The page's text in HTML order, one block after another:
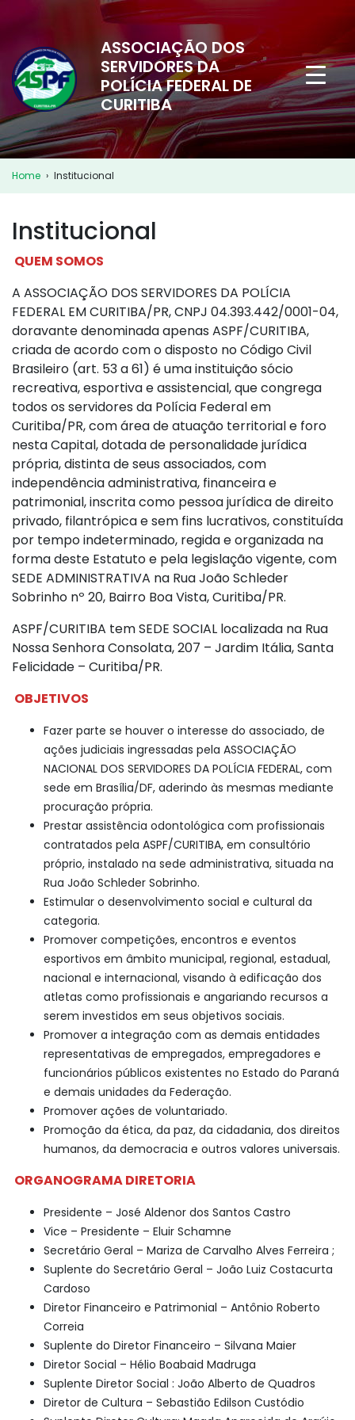
ASSOCIAÇÃO DOS
SERVIDORES DA
POLÍCIA FEDERAL DE
CURITIBA
Home › Institucional
Institucional
QUEM SOMOS
A ASSOCIAÇÃO DOS SERVIDORES DA POLÍCIA
FEDERAL EM CURITIBA/PR, CNPJ 04.393.442/0001-04,
doravante denominada apenas ASPF/CURITIBA,
criada de acordo com o disposto no Código Civil
Brasileiro (art. 53 a 61) é uma instituição sócio
recreativa, esportiva e assistencial, que congrega
todos os servidores da Polícia Federal em
Curitiba/PR, com área de atuação territorial e foro
nesta Capital, dotada de personalidade jurídica
própria, distinta de seus associados, com
independência administrativa, financeira e
patrimonial, inscrita como pessoa jurídica de direito
privado, filantrópica e sem fins lucrativos, constituída
por tempo indeterminado, regida e organizada na
forma deste Estatuto e pela legislação vigente, com
SEDE ADMINISTRATIVA na Rua João Schleder
Sobrinho nº 20, Bairro Boa Vista, Curitiba/PR.
ASPF/CURITIBA tem SEDE SOCIAL localizada na Rua
Nossa Senhora Consolata, 207 – Jardim Itália, Santa
Felicidade – Curitiba/PR.
OBJETIVOS
Fazer parte se houver o interesse do associado, de
ações judiciais ingressadas pela ASSOCIAÇÃO
NACIONAL DOS SERVIDORES DA POLÍCIA FEDERAL, com
sede em Brasília/DF, aderindo às mesmas mediante
procuração própria.
Prestar assistência odontológica com profissionais
contratados pela ASPF/CURITIBA, em consultório
próprio, instalado na sede administrativa, situada na
Rua João Schleder Sobrinho.
Estimular o desenvolvimento social e cultural da
categoria.
Promover competições, encontros e eventos
esportivos em âmbito municipal, regional, estadual,
nacional e internacional, visando à edificação dos
atletas como profissionais e angariando recursos a
serem investidos em seus objetivos sociais.
Promover a integração com as demais entidades
representativas de empregados, empregadores e
funcionários públicos existentes no Estado do Paraná
e demais unidades da Federação.
Promover ações de voluntariado.
Promoção da ética, da paz, da cidadania, dos direitos
humanos, da democracia e outros valores universais.
ORGANOGRAMA DIRETORIA
Presidente – José Aldenor dos Santos Castro
Vice – Presidente – Eluir Schamne
Secretário Geral – Mariza de Carvalho Alves Ferreira ;
Suplente do Secretário Geral – João Luiz Costacurta
Cardoso
Diretor Financeiro e Patrimonial – Antônio Roberto
Correia
Suplente do Diretor Financeiro – Silvana Maier
Diretor Social – Hélio Boabaid Madruga
Suplente Diretor Social : João Alberto de Quadros
Diretor de Cultura – Sebastião Edilson Custódio